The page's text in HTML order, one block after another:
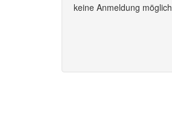
keine Anmeldung möglich